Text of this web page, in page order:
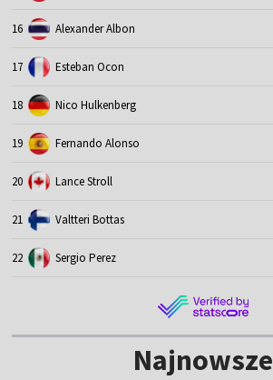
16 Alexander Albon
17 Esteban Ocon
18 Nico Hulkenberg
19 Fernando Alonso
20 Lance Stroll
21 Valtteri Bottas
22 Sergio Perez
Najnowsze